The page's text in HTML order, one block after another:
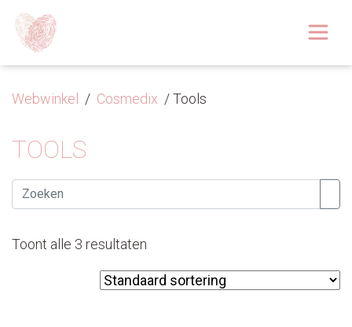
Tarieven 2026
Webwinkel / Cosmedix / Tools
TOOLS
Zoeken
Toont alle 3 resultaten